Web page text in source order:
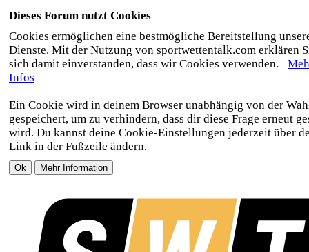
Dieses Forum nutzt Cookies
Cookies ermöglichen eine bestmögliche Bereitstellung
Dienste. Mit der Nutzung von sportwettentalk.com erklären
sich damit einverstanden, dass wir Cookies verwenden.
Infos
Ein Cookie wird in deinem Browser unabhängig von der
gespeichert, um zu verhindern, dass dir diese Frage erneut
wird. Du kannst deine Cookie-Einstellungen jederzeit über
Link in der Fußzeile ändern.